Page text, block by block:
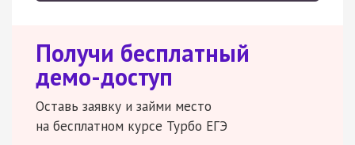
Получи бесплатный
демо-доступ
Оставь заявку и займи место
на бесплатном курсе Турбо ЕГЭ